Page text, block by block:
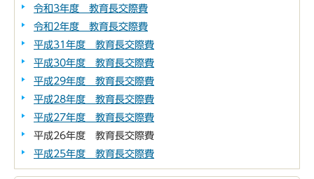
令和3年度 教育長交際費
令和2年度 教育長交際費
平成31年度 教育長交際費
平成30年度 教育長交際費
平成29年度 教育長交際費
平成28年度 教育長交際費
平成27年度 教育長交際費
平成26年度 教育長交際費
平成25年度 教育長交際費